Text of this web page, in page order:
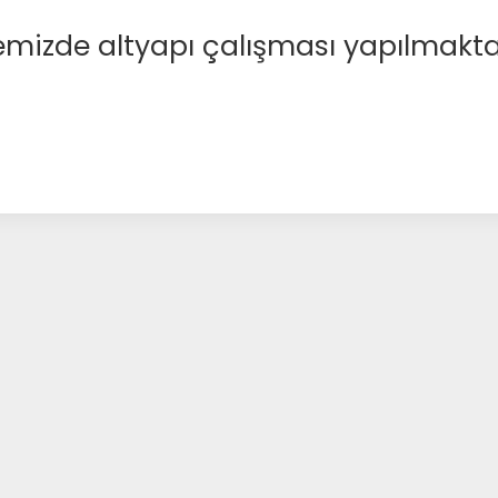
altyapı çalışması